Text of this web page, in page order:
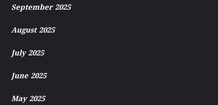
September 2025
August 2025
July 2025
June 2025
May 2025